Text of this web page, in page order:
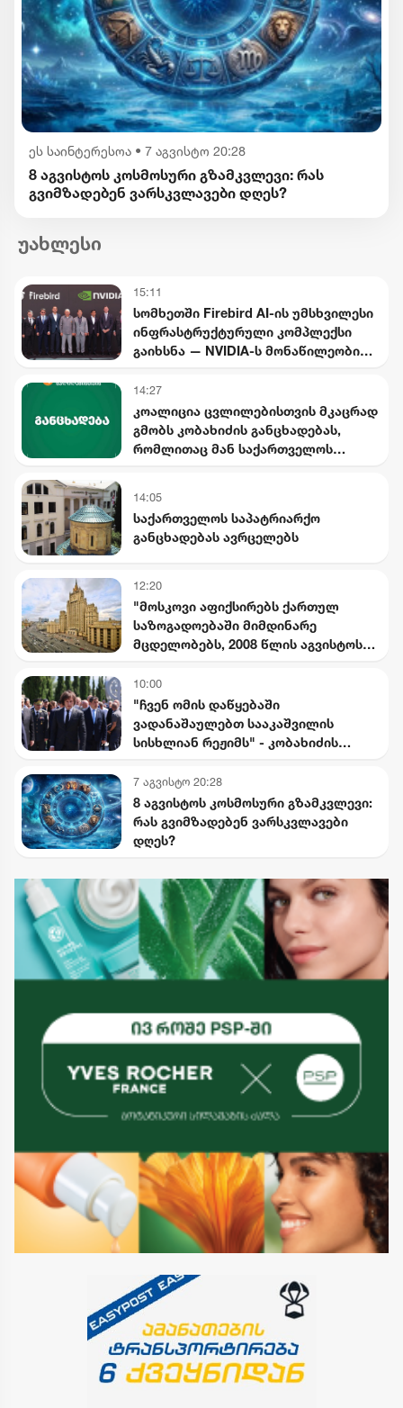
ეს საინტერესოა • 7 აგვისტო 20:28
8 აგვისტოს კოსმოსური გზამკვლევი: რას
გვიმზადებენ ვარსკვლავები დღეს?
უახლესი
15:11
სომხეთში Firebird AI-ის უმსხვილესი
ინფრასტრუქტურული კომპლექსი
გაიხსნა — NVIDIA-ს მონაწილეობით
განხორციელდება
14:27
კოალიცია ცვლილებისთვის მკაცრად
გმობს კობახიძის განცხადებას,
რომლითაც მან საქართველოს
გააყალბა
14:05
საქართველოს საპატრიარქო
განცხადებას ავრცელებს
12:20
"მოსკოვი აფიქსირებს ქართულ
საზოგადოებაში მიმდინარე
მცდელობებს, 2008 წლის აგვისტოს
საქართველოს ხელმძღვანელობის
განცხადებებს შერიგების
აუცილებლობაზე" - რუსეთის
საგარეო უწყება
10:00
"ჩვენ ომის დაწყებაში
ვადანაშაულებთ სააკაშვილის
სისხლიან რეჟიმს" - კობახიძის
სასაფლაოზე
7 აგვისტო 20:28
8 აგვისტოს კოსმოსური გზამკვლევი:
რას გვიმზადებენ ვარსკვლავები
დღეს?